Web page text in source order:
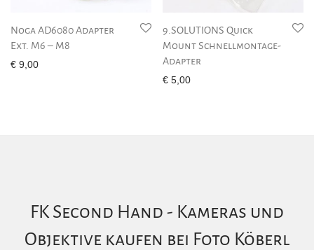
Noga AD6080 Adapter
Ext. M6 – M8
€ 9,00
9.SOLUTIONS Quick
Mount Schnellmontage-
Adapter
€ 5,00
FK Second Hand - Kameras und
Objektive kaufen bei Foto Köberl